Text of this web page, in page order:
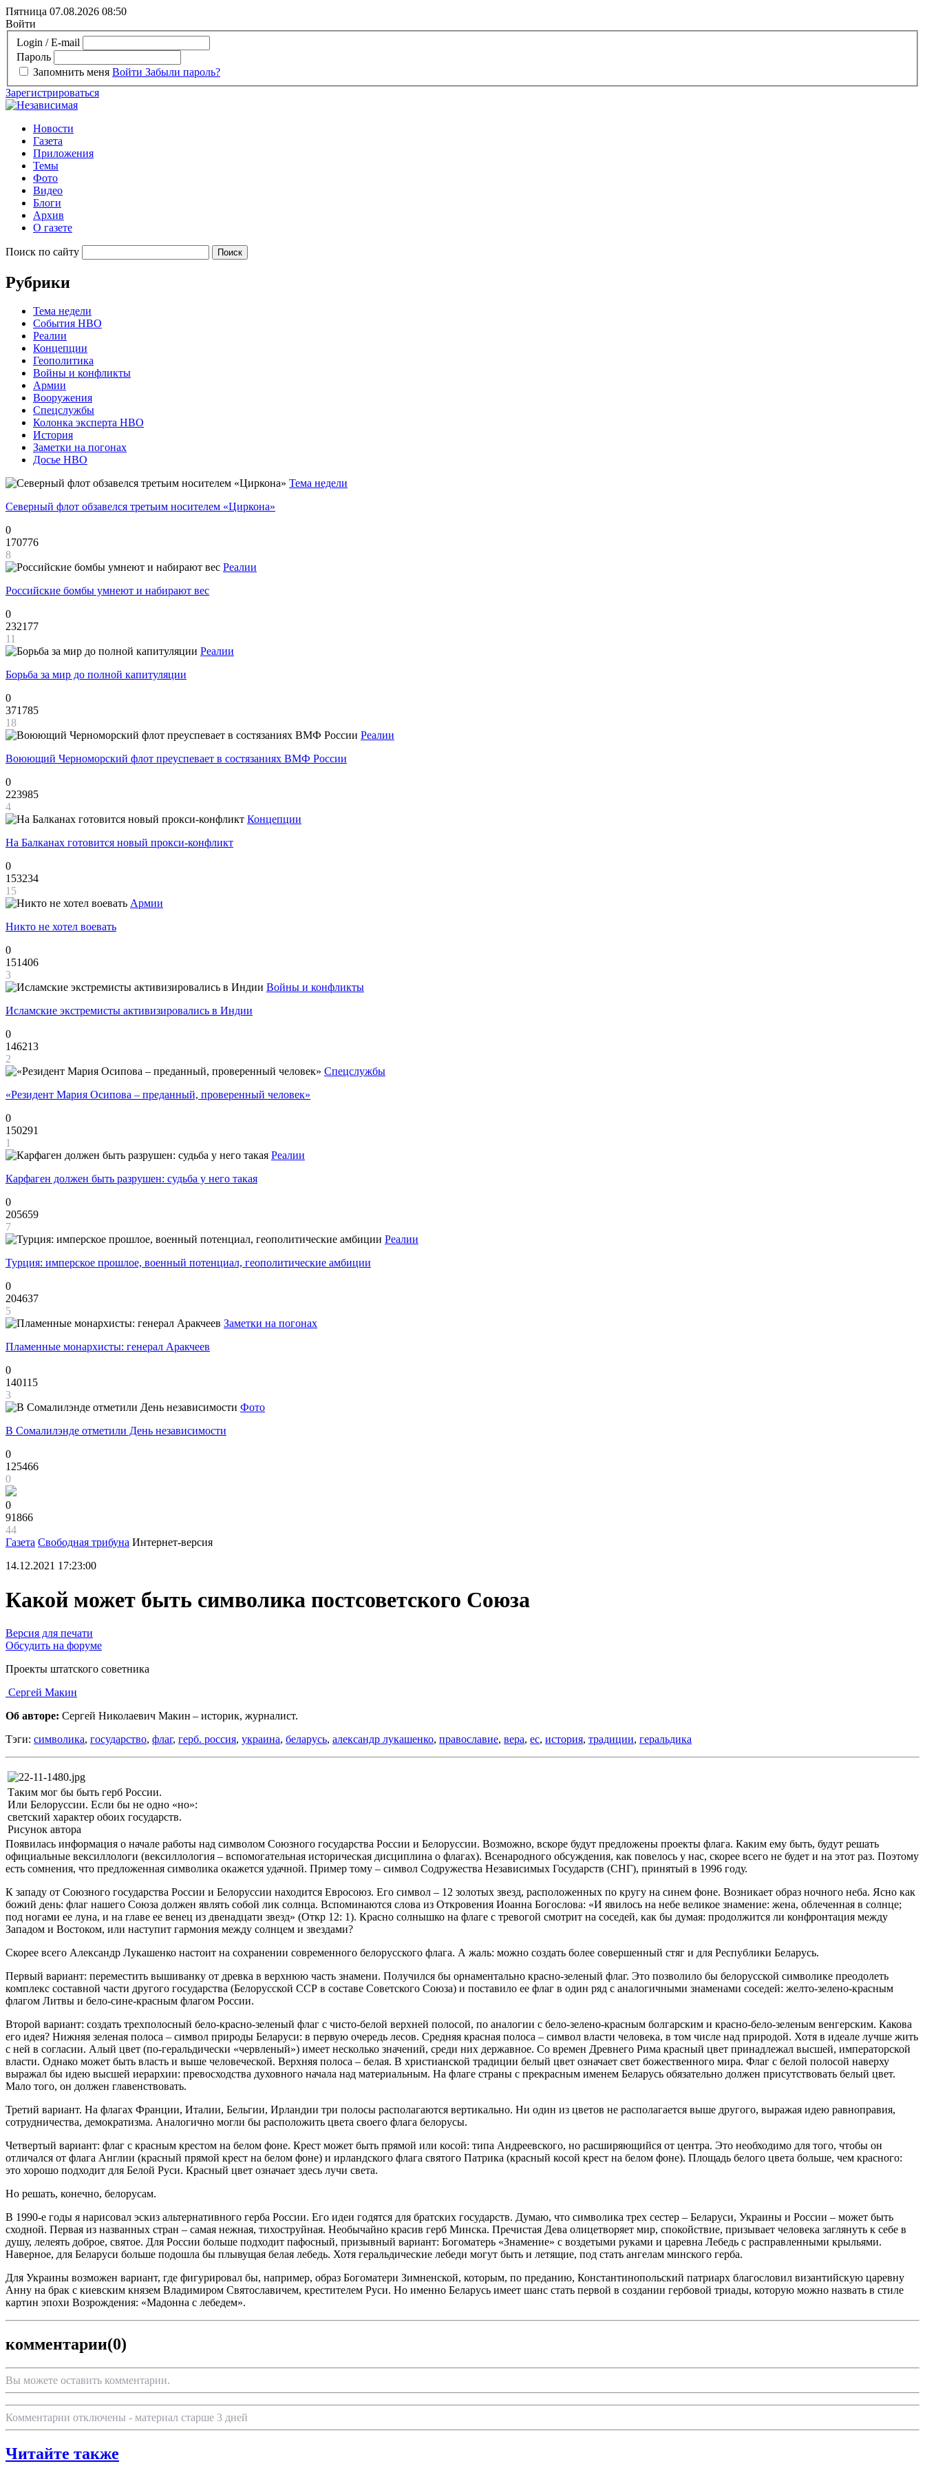
Пятница 07.08.2026 08:50
Войти
Login / E-mail
Пароль
Запомнить меня Войти Забыли пароль?
Зарегистрироваться
Новости
Газета
Приложения
Темы
Фото
Видео
Блоги
Архив
О газете
Поиск по сайту
Рубрики
Тема недели
События НВО
Реалии
Концепции
Геополитика
Войны и конфликты
Армии
Вооружения
Спецслужбы
Колонка эксперта НВО
История
Заметки на погонах
Досье НВО
Тема недели
Северный флот обзавелся третьим носителем «Циркона»
0
170776
8
Реалии
Российские бомбы умнеют и набирают вес
0
232177
11
Реалии
Борьба за мир до полной капитуляции
0
371785
18
Реалии
Воюющий Черноморский флот преуспевает в состязаниях ВМФ России
0
223985
4
Концепции
На Балканах готовится новый прокси-конфликт
0
153234
15
Армии
Никто не хотел воевать
0
151406
3
Войны и конфликты
Исламские экстремисты активизировались в Индии
0
146213
2
Спецслужбы
«Резидент Мария Осипова – преданный, проверенный человек»
0
150291
1
Реалии
Карфаген должен быть разрушен: судьба у него такая
0
205659
7
Реалии
Турция: имперское прошлое, военный потенциал, геополитические амбиции
0
204637
5
Заметки на погонах
Пламенные монархисты: генерал Аракчеев
0
140115
3
Фото
В Сомалилэнде отметили День независимости
0
125466
0
0
91866
44
Газета Свободная трибуна Интернет-версия
14.12.2021 17:23:00
Какой может быть символика постсоветского Союза
Версия для печати
Обсудить на форуме
Проекты штатского советника
Сергей Макин
Об авторе: Сергей Николаевич Макин – историк, журналист.
Тэги: символика, государство, флаг, герб. россия, украина, беларусь, александр лукашенко, православие, вера, ес, история, традиции, геральдика
Таким мог бы быть герб России.
Или Белоруссии. Если бы не одно «но»:
светский характер обоих государств.
Рисунок автора
Появилась информация о начале работы над символом Союзного государства России и Белоруссии. Возможно, вскоре будут предложены проекты флага. Каким ему быть, будут решать
официальные вексиллологи (вексиллология – вспомогательная историческая дисциплина о флагах). Всенародного обсуждения, как повелось у нас, скорее всего не будет и на этот раз. Поэтому
есть сомнения, что предложенная символика окажется удачной. Пример тому – символ Содружества Независимых Государств (СНГ), принятый в 1996 году.
К западу от Союзного государства России и Белоруссии находится Евросоюз. Его символ – 12 золотых звезд, расположенных по кругу на синем фоне. Возникает образ ночного неба. Ясно как
божий день: флаг нашего Союза должен являть собой лик солнца. Вспоминаются слова из Откровения Иоанна Богослова: «И явилось на небе великое знамение: жена, облеченная в солнце;
под ногами ее луна, и на главе ее венец из двенадцати звезд» (Откр 12: 1). Красно солнышко на флаге с тревогой смотрит на соседей, как бы думая: продолжится ли конфронтация между
Западом и Востоком, или наступит гармония между солнцем и звездами?
Скорее всего Александр Лукашенко настоит на сохранении современного белорусского флага. А жаль: можно создать более совершенный стяг и для Республики Беларусь.
Первый вариант: переместить вышиванку от древка в верхнюю часть знамени. Получился бы орнаментально красно-зеленый флаг. Это позволило бы белорусской символике преодолеть
комплекс составной части другого государства (Белорусской ССР в составе Советского Союза) и поставило ее флаг в один ряд с аналогичными знаменами соседей: желто-зелено-красным
флагом Литвы и бело-сине-красным флагом России.
Второй вариант: создать трехполосный бело-красно-зеленый флаг с чисто-белой верхней полосой, по аналогии с бело-зелено-красным болгарским и красно-бело-зеленым венгерским. Какова
его идея? Нижняя зеленая полоса – символ природы Беларуси: в первую очередь лесов. Средняя красная полоса – символ власти человека, в том числе над природой. Хотя в идеале лучше жить
с ней в согласии. Алый цвет (по-геральдически «червленый») имеет несколько значений, среди них державное. Со времен Древнего Рима красный цвет принадлежал высшей, императорской
власти. Однако может быть власть и выше человеческой. Верхняя полоса – белая. В христианской традиции белый цвет означает свет божественного мира. Флаг с белой полосой наверху
выражал бы идею высшей иерархии: превосходства духовного начала над материальным. На флаге страны с прекрасным именем Беларусь обязательно должен присутствовать белый цвет.
Мало того, он должен главенствовать.
Третий вариант. На флагах Франции, Италии, Бельгии, Ирландии три полосы располагаются вертикально. Ни один из цветов не располагается выше другого, выражая идею равноправия,
сотрудничества, демократизма. Аналогично могли бы расположить цвета своего флага белорусы.
Четвертый вариант: флаг с красным крестом на белом фоне. Крест может быть прямой или косой: типа Андреевского, но расширяющийся от центра. Это необходимо для того, чтобы он
отличался от флага Англии (красный прямой крест на белом фоне) и ирландского флага святого Патрика (красный косой крест на белом фоне). Площадь белого цвета больше, чем красного:
это хорошо подходит для Белой Руси. Красный цвет означает здесь лучи света.
Но решать, конечно, белорусам.
В 1990-е годы я нарисовал эскиз альтернативного герба России. Его идеи годятся для братских государств. Думаю, что символика трех сестер – Беларуси, Украины и России – может быть
сходной. Первая из названных стран – самая нежная, тихоструйная. Необычайно красив герб Минска. Пречистая Дева олицетворяет мир, спокойствие, призывает человека заглянуть к себе в
душу, лелеять доброе, святое. Для России больше подходит пафосный, призывный вариант: Богоматерь «Знамение» с воздетыми руками и царевна Лебедь с расправленными крыльями.
Наверное, для Беларуси больше подошла бы плывущая белая лебедь. Хотя геральдические лебеди могут быть и летящие, под стать ангелам минского герба.
Для Украины возможен вариант, где фигурировал бы, например, образ Богоматери Зимненской, которым, по преданию, Константинопольский патриарх благословил византийскую царевну
Анну на брак с киевским князем Владимиром Святославичем, крестителем Руси. Но именно Беларусь имеет шанс стать первой в создании гербовой триады, которую можно назвать в стиле
картин эпохи Возрождения: «Мадонна с лебедем».
комментарии(0)
Вы можете оставить комментарии.
Комментарии отключены - материал старше 3 дней
Читайте также